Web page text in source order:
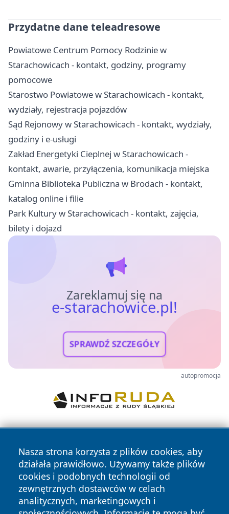
Przydatne dane teleadresowe
Powiatowe Centrum Pomocy Rodzinie w
Starachowicach - kontakt, godziny, programy
pomocowe
Starostwo Powiatowe w Starachowicach - kontakt,
wydziały, rejestracja pojazdów
Sąd Rejonowy w Starachowicach - kontakt, wydziały,
godziny i e-usługi
Zakład Energetyki Cieplnej w Starachowicach -
kontakt, awarie, przyłączenia, komunikacja miejska
Gminna Biblioteka Publiczna w Brodach - kontakt,
katalog online i filie
Park Kultury w Starachowicach - kontakt, zajęcia,
bilety i dojazd
Zareklamuj się na
e-starachowice.pl!
SPRAWDŹ SZCZEGÓŁY
autopromocja
Nasza strona korzysta z plików cookies, aby
działała prawidłowo. Używamy także plików
cookies i podobnych technologii od
zewnętrznych dostawców w celach
analitycznych, marketingowych i
Copyright © 2026 e-starachowice.pl Wszystkie prawa
zastrzeżone.